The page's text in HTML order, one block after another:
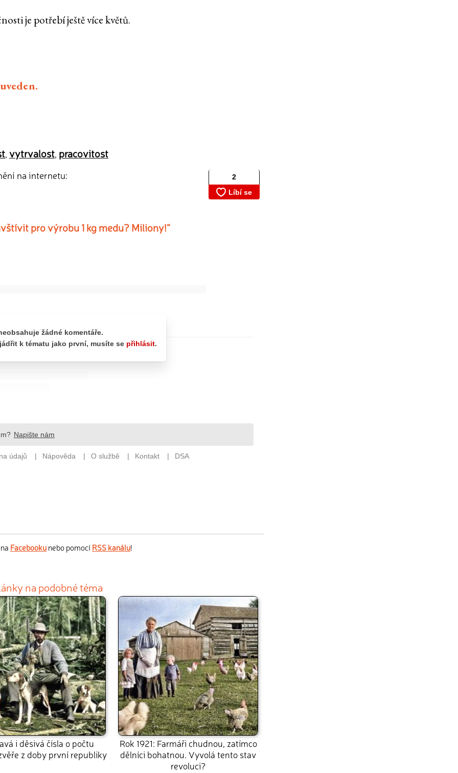
je potřebí ještě více květů.
, vytrvalost, pracovitost
na internetu:
pro výrobu 1 kg medu? Miliony!“
Facebookunebo pomocí RSS kanálu!
na podobné téma
i děsivá čísla o počtu
z doby první republiky
Rok 1921: Farmáři chudnou, zatímco
dělníci bohatnou. Vyvolá tento stav
revoluci?